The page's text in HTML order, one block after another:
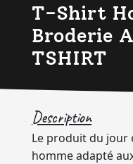
T-Shirt
Broderie
TSHIRT
Description
Le produit du jour
homme adapté